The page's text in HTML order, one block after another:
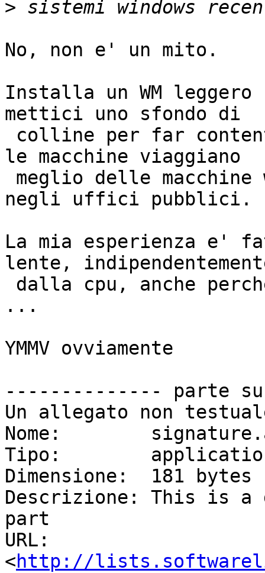
>
No, non e' un mito.
Installa un WM leggero
mettici uno sfondo di
le macchine viaggiano
negli uffici pubblici.
La mia esperienza e'
lente,
...
YMMV ovviamente
-------------- parte
Un allegato non
Nome:
Tipo:
Dimensione:  181 bytes
Descrizione: This is a
part
URL:
<http://